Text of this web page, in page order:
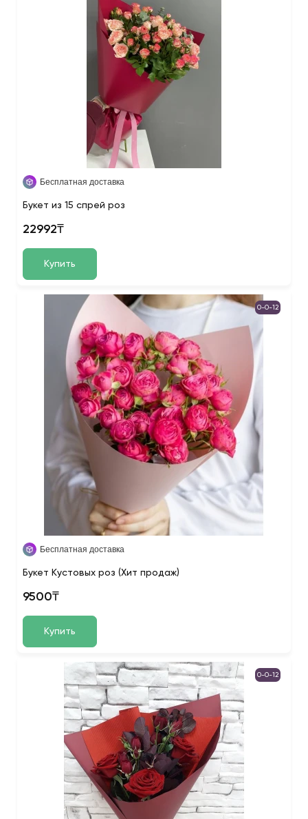
Бесплатная доставка
Букет из 15 спрей роз
22992₸
Купить
0-0-12
Бесплатная доставка
Букет Кустовых роз (Хит продаж)
9500₸
Купить
0-0-12